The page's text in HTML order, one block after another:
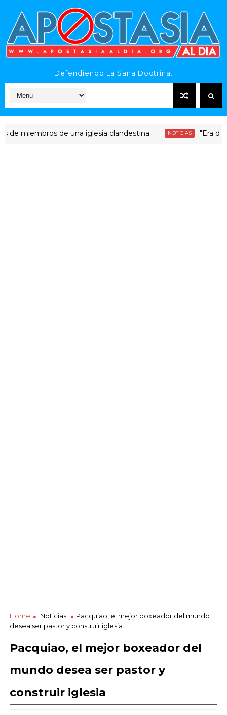
Defendiendo La Sana Doctrina.
de una iglesia clandestina NOTICIAS "Era dinero
Home Noticias
Pacquiao, el mejor boxeador del mundo
desea ser pastor y construir iglesia
Pacquiao, el mejor boxeador del
mundo desea ser pastor y
construir iglesia